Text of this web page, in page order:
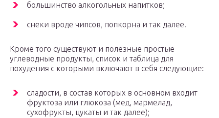
большинство алкогольных напитков;
снеки вроде чипсов, попкорна и так далее.
Кроме того существуют и полезные простые
углеводные продукты, список и таблица для
похудения с которыми включают в себя следующие:
сладости, в состав которых в основном входит
фруктоза или глюкоза (мед, мармелад,
сухофрукты, цукаты и так далее);